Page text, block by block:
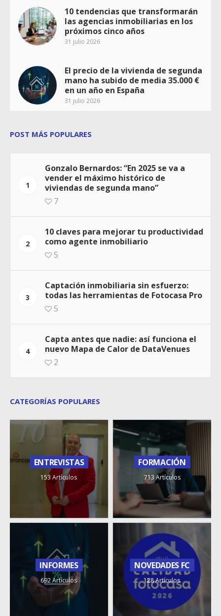
10 tendencias que transformarán
las agencias inmobiliarias en los
próximos cinco años
31 julio 2026
El precio de la vivienda de segunda
mano ha subido de media 35.000 €
en un año en España
31 julio 2026
POST MÁS POPULARES
1
Gonzalo Bernardos: “En 2025 se va a
vender el máximo histórico de
viviendas de segunda mano”
7
2
10 claves para mejorar tu productividad
como agente inmobiliario
5
3
Captación inmobiliaria sin esfuerzo:
todas las herramientas de Fotocasa Pro
5
4
Capta antes que nadie: así funciona el
nuevo Mapa de Calor de DataVenues
2
CATEGORÍAS POPULARES
ENTREVISTAS
153 Artículos
FORMACIÓN
713 Artículos
INFORMES
692 Artículos
NOVEDADES FC
128 Artículos